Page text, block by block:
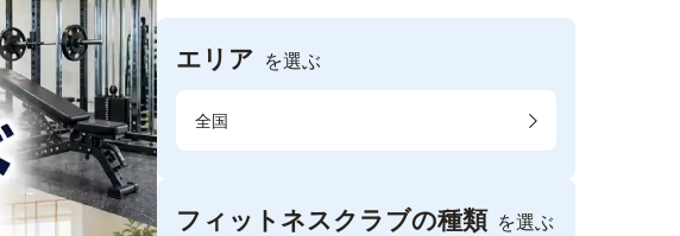
エリア を選ぶ
全国
フィットネスクラブの種類 を選ぶ